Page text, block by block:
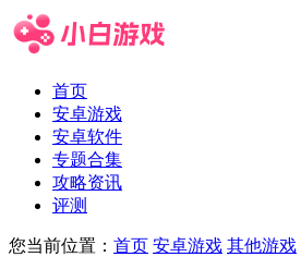
首页
安卓游戏
安卓软件
专题合集
攻略资讯
评测
您当前位置： 首页 安卓游戏 其他游戏